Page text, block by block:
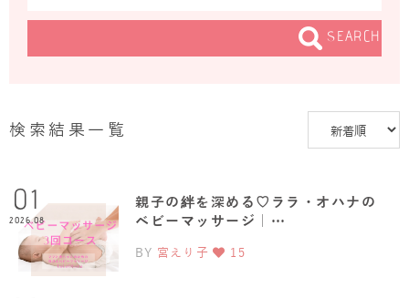
SEARCH
検索結果一覧
01
2026.08
親子の絆を深める♡ララ・オハナの
ベビーマッサージ｜…
BY 宮えり子 15